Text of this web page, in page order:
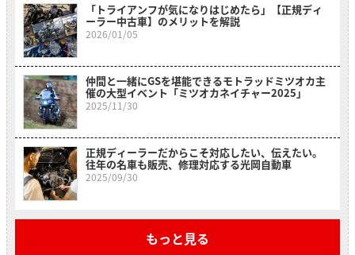
「トライアンフが気になりはじめたら」【正規ディ
ーラー中古車】のメリットを解説
2026/01/05
仲間と一緒にGSを堪能できるモトラッドミツオカ主
催の大型イベント「ミツオカネイチャー2025」
2025/11/30
正規ディーラーだからこそ対応したい、伝えたい。
往年の名車も販売、修理対応する光岡自動車
2025/09/30
もっと見る